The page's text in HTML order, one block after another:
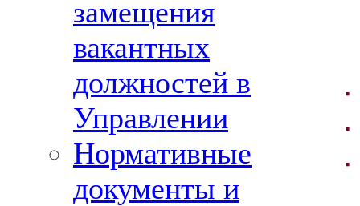
замещения
вакантных
должностей в
Управлении
Нормативные
документы и
·
·
·